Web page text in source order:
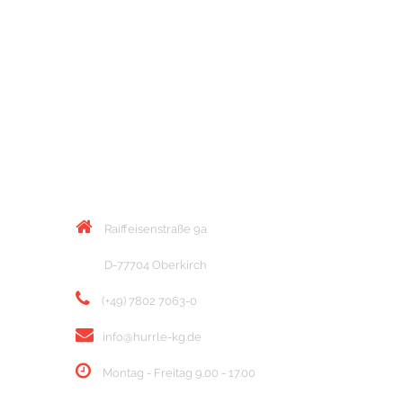
Raiffeisenstraße 9a
D-77704 Oberkirch
(+49) 7802 7063-0
info@hurrle-kg.de
Montag - Freitag 9.00 - 17.00